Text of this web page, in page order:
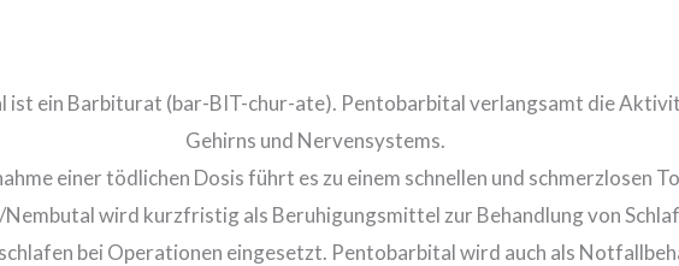
ist ein Barbiturat (bar-BIT-chur-ate). Pentobarbital verlangsamt die
Gehirns und Nervensystems.
einer tödlichen Dosis führt es zu einem schnellen und schmerzlosen
wird kurzfristig als Beruhigungsmittel zur Behandlung von
bei Operationen eingesetzt. Pentobarbital wird auch als